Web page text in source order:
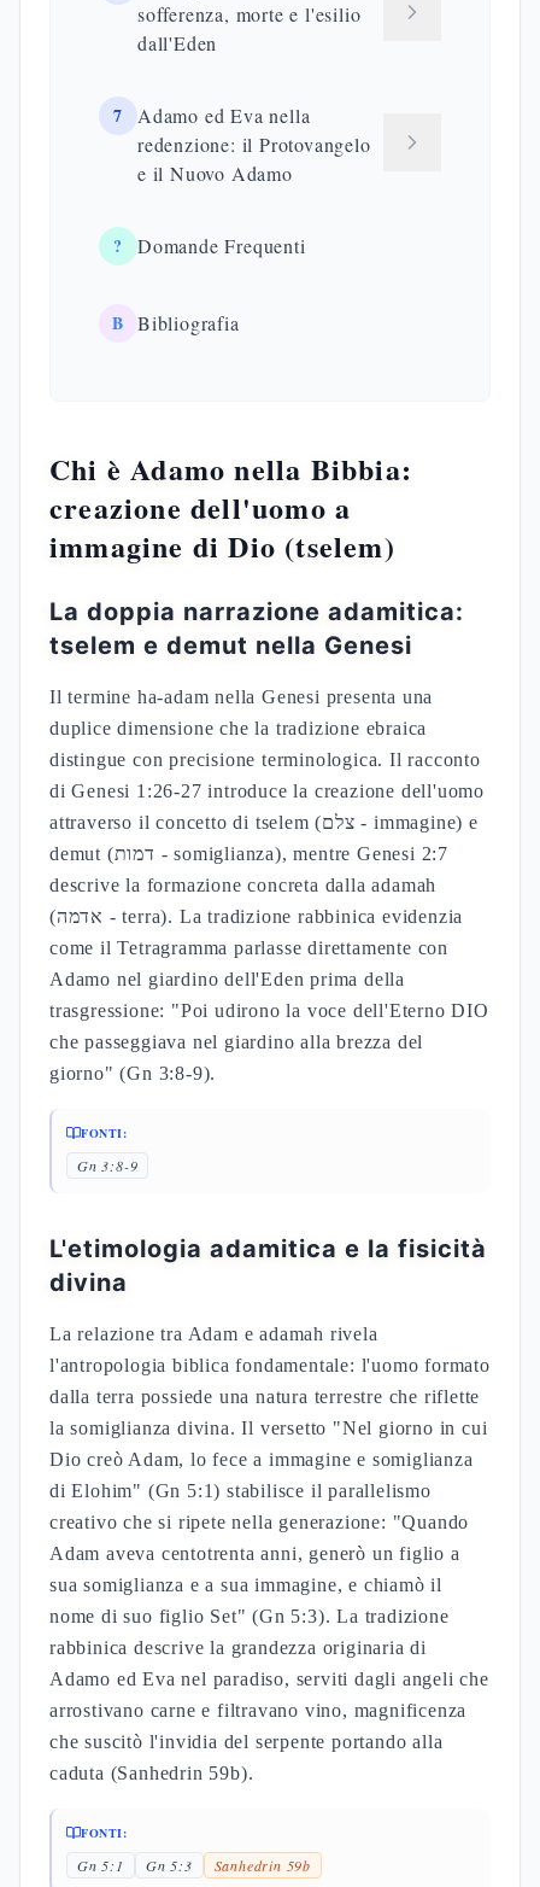
sofferenza, morte e l'esilio
dall'Eden
7
Adamo ed Eva nella
redenzione: il Protovangelo
e il Nuovo Adamo
? Domande Frequenti
B Bibliografia
Chi è Adamo nella Bibbia:
creazione dell'uomo a
immagine di Dio (tselem)
La doppia narrazione adamitica:
tselem e demut nella Genesi
Il termine ha-adam nella Genesi presenta una
duplice dimensione che la tradizione ebraica
distingue con precisione terminologica. Il racconto
di Genesi 1:26-27 introduce la creazione dell'uomo
attraverso il concetto di tselem (צלם - immagine) e
demut (דמות - somiglianza), mentre Genesi 2:7
descrive la formazione concreta dalla adamah
(אדמה - terra). La tradizione rabbinica evidenzia
come il Tetragramma parlasse direttamente con
Adamo nel giardino dell'Eden prima della
trasgressione: "Poi udirono la voce dell'Eterno DIO
che passeggiava nel giardino alla brezza del
giorno" (Gn 3:8-9).
FONTI:
Gn 3:8-9
L'etimologia adamitica e la fisicità
divina
La relazione tra Adam e adamah rivela
l'antropologia biblica fondamentale: l'uomo formato
dalla terra possiede una natura terrestre che riflette
la somiglianza divina. Il versetto "Nel giorno in cui
Dio creò Adam, lo fece a immagine e somiglianza
di Elohim" (Gn 5:1) stabilisce il parallelismo
creativo che si ripete nella generazione: "Quando
Adam aveva centotrenta anni, generò un figlio a
sua somiglianza e a sua immagine, e chiamò il
nome di suo figlio Set" (Gn 5:3). La tradizione
rabbinica descrive la grandezza originaria di
Adamo ed Eva nel paradiso, serviti dagli angeli che
arrostivano carne e filtravano vino, magnificenza
che suscitò l'invidia del serpente portando alla
caduta (Sanhedrin 59b).
FONTI:
Gn 5:1 Gn 5:3 Sanhedrin 59b